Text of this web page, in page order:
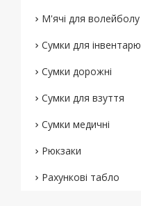
М'ячі для волейболу
Сумки для інвентарю
Сумки дорожні
Сумки для взуття
Сумки медичні
Рюкзаки
Рахункові табло